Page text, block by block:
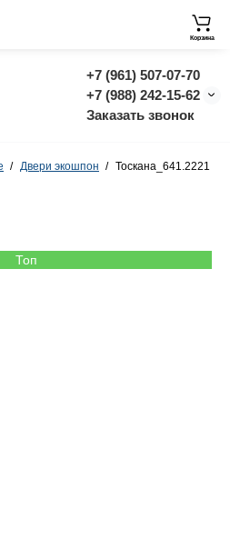
+7 (961) 507-07-70
+7 (988) 242-15-62
Заказать звонок
Корзина
Двери экошпон Тоскана_641.2221
Топ